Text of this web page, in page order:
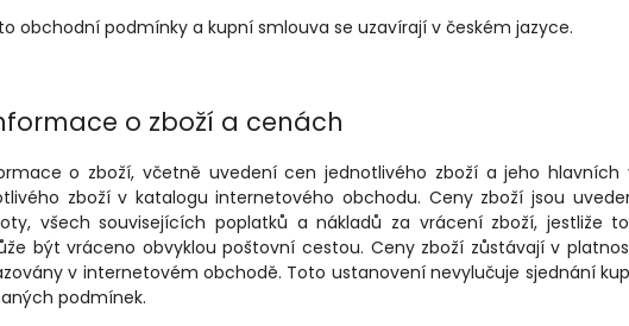
obchodní podmínky a kupní smlouva se uzavírají v českém jazyce.
o zboží a cenách
o zboží, včetně uvedení cen jednotlivého zboží a jeho
zboží v katalogu internetového obchodu. Ceny zboží jsou
všech souvisejících poplatků a nákladů za vrácení zboží, jestliže
být vráceno obvyklou poštovní cestou. Ceny zboží zůstávají v
v internetovém obchodě. Toto ustanovení nevylučuje sjednání
podmínek.